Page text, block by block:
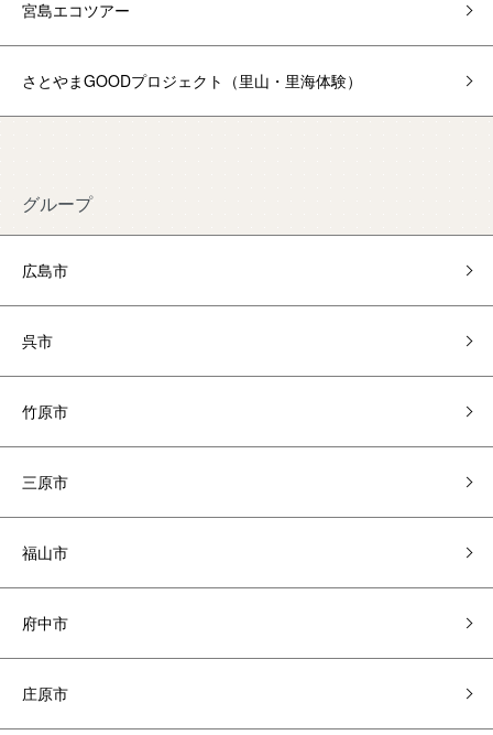
宮島エコツアー
さとやまGOODプロジェクト（里山・里海体験）
グループ
広島市
呉市
竹原市
三原市
福山市
府中市
庄原市